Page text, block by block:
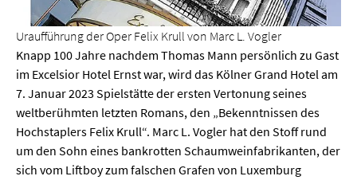
Uraufführung der Oper Felix Krull von Marc L. Vogler
Knapp 100 Jahre nachdem Thomas Mann persönlich zu Gast
im Excelsior Hotel Ernst war, wird das Kölner Grand Hotel am
7. Januar 2023 Spielstätte der ersten Vertonung seines
weltberühmten letzten Romans, den „Bekenntnissen des
Hochstaplers Felix Krull“. Marc L. Vogler hat den Stoff rund
um den Sohn eines bankrotten Schaumweinfabrikanten, der
sich vom Liftboy zum falschen Grafen von Luxemburg